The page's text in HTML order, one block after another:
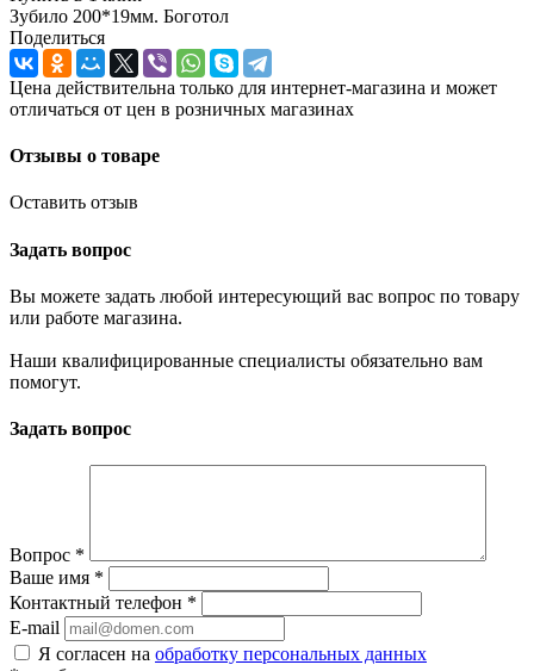
Зубило 200*19мм. Боготол
Поделиться
Цена действительна только для интернет-магазина и может
отличаться от цен в розничных магазинах
Отзывы о товаре
Оставить отзыв
Задать вопрос
Вы можете задать любой интересующий вас вопрос по товару
или работе магазина.
Наши квалифицированные специалисты обязательно вам
помогут.
Задать вопрос
Вопрос *
Ваше имя *
Контактный телефон *
E-mail
Я согласен на обработку персональных данных